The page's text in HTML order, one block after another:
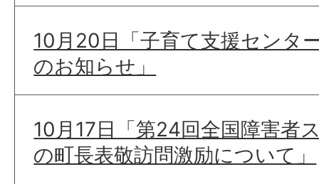
10月20日「子育て支援センタ
のお知らせ」
10月17日「第24回全国障害者
の町長表敬訪問激励について」